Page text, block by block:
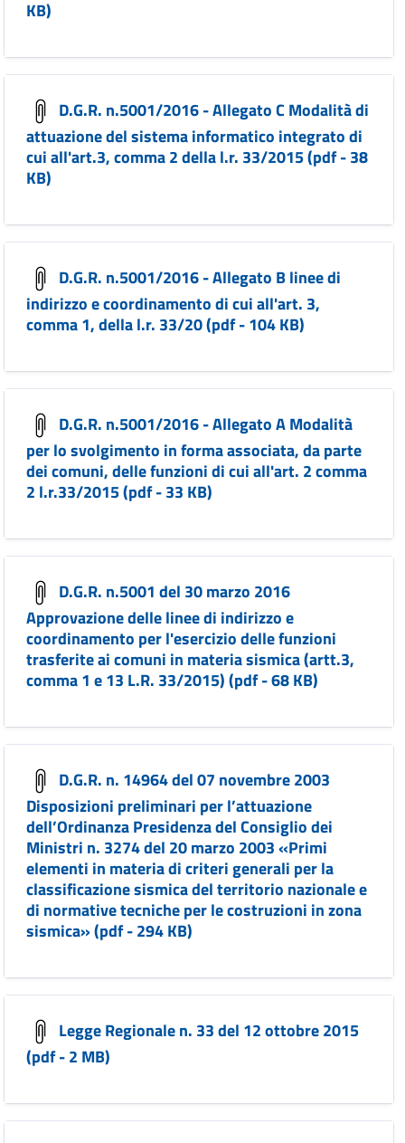
KB)
D.G.R. n.5001/2016 - Allegato C Modalità di
attuazione del sistema informatico integrato di
cui all'art.3, comma 2 della l.r. 33/2015 (pdf - 38
KB)
D.G.R. n.5001/2016 - Allegato B linee di
indirizzo e coordinamento di cui all'art. 3,
comma 1, della l.r. 33/20 (pdf - 104 KB)
D.G.R. n.5001/2016 - Allegato A Modalità
per lo svolgimento in forma associata, da parte
dei comuni, delle funzioni di cui all'art. 2 comma
2 l.r.33/2015 (pdf - 33 KB)
D.G.R. n.5001 del 30 marzo 2016
Approvazione delle linee di indirizzo e
coordinamento per l'esercizio delle funzioni
trasferite ai comuni in materia sismica (artt.3,
comma 1 e 13 L.R. 33/2015) (pdf - 68 KB)
D.G.R. n. 14964 del 07 novembre 2003
Disposizioni preliminari per l’attuazione
dell’Ordinanza Presidenza del Consiglio dei
Ministri n. 3274 del 20 marzo 2003 «Primi
elementi in materia di criteri generali per la
classificazione sismica del territorio nazionale e
di normative tecniche per le costruzioni in zona
sismica» (pdf - 294 KB)
Legge Regionale n. 33 del 12 ottobre 2015
(pdf - 2 MB)